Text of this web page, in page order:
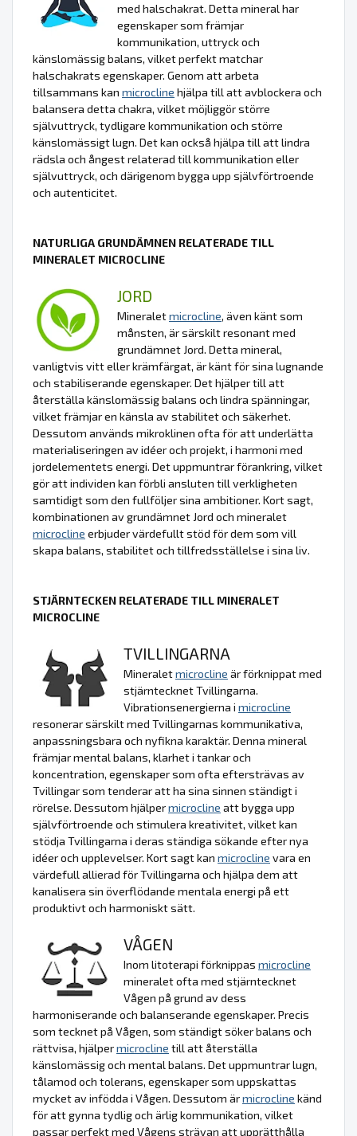
med halschakrat. Detta mineral har
egenskaper som främjar
kommunikation, uttryck och
känslomässig balans, vilket perfekt matchar
halschakrats egenskaper. Genom att arbeta
tillsammans kan microcline hjälpa till att avblockera och
balansera detta chakra, vilket möjliggör större
självuttryck, tydligare kommunikation och större
känslomässigt lugn. Det kan också hjälpa till att lindra
rädsla och ångest relaterad till kommunikation eller
självuttryck, och därigenom bygga upp självförtroende
och autenticitet.
NATURLIGA GRUNDÄMNEN RELATERADE TILL
MINERALET MICROCLINE
JORD
Mineraletmicrocline, även känt som
månsten, är särskilt resonant med
grundämnet Jord. Detta mineral,
vanligtvis vitt eller krämfärgat, är känt för sina lugnande
och stabiliserande egenskaper. Det hjälper till att
återställa känslomässig balans och lindra spänningar,
vilket främjar en känsla av stabilitet och säkerhet.
Dessutom används mikroklinen ofta för att underlätta
materialiseringen av idéer och projekt, i harmoni med
jordelementets energi. Det uppmuntrar förankring, vilket
gör att individen kan förbli ansluten till verkligheten
samtidigt som den fullföljer sina ambitioner. Kort sagt,
kombinationen av grundämnet Jord och mineralet
microcline erbjuder värdefullt stöd för dem som vill
skapa balans, stabilitet och tillfredsställelse i sina liv.
STJÄRNTECKEN RELATERADE TILL MINERALET
MICROCLINE
TVILLINGARNA
Mineraletmicrocline är förknippat med
stjärntecknet Tvillingarna.
Vibrationsenergierna i microcline
resonerar särskilt med Tvillingarnas kommunikativa,
anpassningsbara och nyfikna karaktär. Denna mineral
främjar mental balans, klarhet i tankar och
koncentration, egenskaper som ofta eftersträvas av
Tvillingar som tenderar att ha sina sinnen ständigt i
rörelse. Dessutom hjälpermicrocline att bygga upp
självförtroende och stimulera kreativitet, vilket kan
stödja Tvillingarna i deras ständiga sökande efter nya
idéer och upplevelser. Kort sagt kan microcline vara en
värdefull allierad för Tvillingarna och hjälpa dem att
kanalisera sin överflödande mentala energi på ett
produktivt och harmoniskt sätt.
VÅGEN
Inom litoterapi förknippas microcline
mineralet ofta med stjärntecknet
Vågen på grund av dess
harmoniserande och balanserande egenskaper. Precis
som tecknet på Vågen, som ständigt söker balans och
rättvisa, hjälpermicrocline till att återställa
känslomässig och mental balans. Det uppmuntrar lugn,
tålamod och tolerans, egenskaper som uppskattas
mycket av infödda i Vågen. Dessutom ärmicrocline känd
för att gynna tydlig och ärlig kommunikation, vilket
passar perfekt med Vågens strävan att upprätthålla